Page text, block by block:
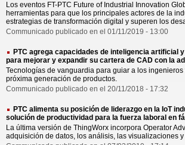
Los eventos FT-PTC Future of Industrial Innovation
herramientas para que los principales actores de la
estrategias de transformación digital y superen los
Communicado publicado en el 01/11/2019 - 13:00
PTC agrega capacidades de inteligencia artificial
para mejorar y expandir su cartera de CAD con la
Tecnologías de vanguardia para guiar a los
próxima generación de productos.
Communicado publicado en el 20/11/2018 - 17:32
PTC alimenta su posición de liderazgo en la IoT
solución de productividad para la fuerza laboral en
La última versión de ThingWorx incorpora Operator
adquisición de datos, los análisis, las visualizaciones